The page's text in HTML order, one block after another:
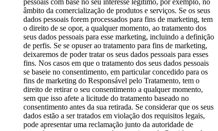
pessoais com base no seu interesse legítimo, por exemplo, no
âmbito da comercialização de produtos e serviços. Se os seus
dados pessoais forem processados para fins de marketing, tem
o direito de se opor, a qualquer momento, ao tratamento dos
seus dados pessoais para esse marketing, incluindo a definição
de perfis. Se se opuser ao tratamento para fins de marketing,
deixaremos de poder tratar os seus dados pessoais para esses
fins. Nos casos em que o tratamento dos seus dados pessoais
se baseie no consentimento, em particular concedido para os
fins de marketing do Responsável pelo Tratamento, tem o
direito de retirar o seu consentimento a qualquer momento,
sem que isso afete a licitude do tratamento baseado no
consentimento antes da sua retirada. Se considerar que os seus
dados estão a ser tratados em violação dos requisitos legais,
pode apresentar uma reclamação junto da autoridade de